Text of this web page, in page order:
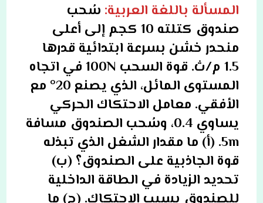
المسألة باللغة العربية: سُحب
صندوق كتلته 10 كجم إلى أعلى
منحدر خشن بسرعة ابتدائية قدرها
1.5 م/ث. قوة السحب 100N في اتجاه
المستوى المائل، الذي يصنع 20° مع
الأفقي. معامل الاحتكاك الحركي
يساوي 0.4، وسُحب الصندوق مسافة
5m. (أ) ما مقدار الشغل الذي تبذله
قوة الجاذبية على الصندوق؟ (ب)
تحديد الزيادة في الطاقة الداخلية